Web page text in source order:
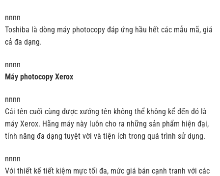
nnnn
Toshiba là dòng máy photocopy đáp ứng hầu hết các mẫu mã, giá
cả đa dạng.
nnnn
Máy photocopy Xerox
nnnn
Cái tên cuối cùng được xướng tên không thể không kể đến đó là
máy Xerox. Hãng máy này luôn cho ra những sản phẩm hiện đại,
tính năng đa dạng tuyệt vời và tiện ích trong quá trình sử dụng.
nnnn
Với thiết kế tiết kiệm mực tối đa, mức giá bán cạnh tranh với các